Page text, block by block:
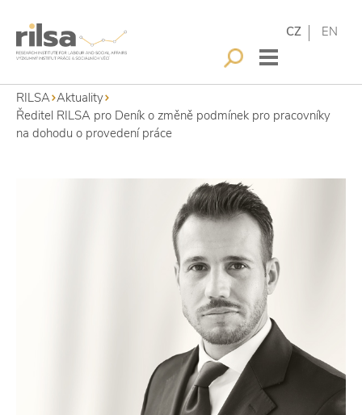
CZ EN
RILSA Aktuality
Ředitel RILSA pro Deník o změně podmínek pro pracovníky
na dohodu o provedení práce